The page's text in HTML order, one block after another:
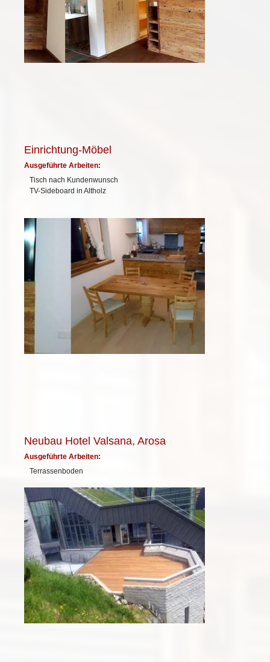
Einrichtung-Möbel
Ausgeführte Arbeiten:
Tisch nach Kundenwunsch
TV-Sideboard in Altholz
Neubau Hotel Valsana, Arosa
Ausgeführte Arbeiten:
Terrassenboden